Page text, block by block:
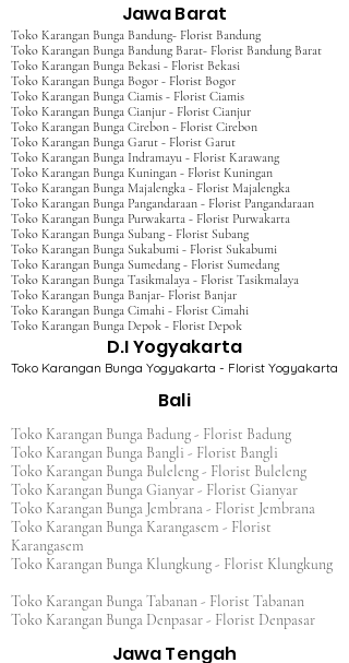
Jawa Barat
Toko Karangan Bunga Bandung- Florist Bandung
Toko Karangan Bunga Bandung Barat- Florist Bandung Barat
Toko Karangan Bunga Bekasi - Florist Bekasi
Toko Karangan Bunga Bogor - Florist Bogor
Toko Karangan Bunga Ciamis - Florist Ciamis
Toko Karangan Bunga Cianjur - Florist Cianjur
Toko Karangan Bunga Cirebon - Florist Cirebon
Toko Karangan Bunga Garut - Florist Garut
Toko Karangan Bunga Indramayu - Florist Karawang
Toko Karangan Bunga Kuningan - Florist Kuningan
Toko Karangan Bunga Majalengka - Florist Majalengka
Toko Karangan Bunga Pangandaraan - Florist Pangandaraan
Toko Karangan Bunga Purwakarta - Florist Purwakarta
Toko Karangan Bunga Subang - Florist Subang
Toko Karangan Bunga Sukabumi - Florist Sukabumi
Toko Karangan Bunga Sumedang - Florist Sumedang
Toko Karangan Bunga Tasikmalaya - Florist Tasikmalaya
Toko Karangan Bunga Banjar- Florist Banjar
Toko Karangan Bunga Cimahi - Florist Cimahi
Toko Karangan Bunga Depok - Florist Depok
D.I Yogyakarta
Toko Karangan Bunga Yogyakarta - Florist Yogyakarta
Bali
Toko Karangan Bunga Badung - Florist Badung
Toko Karangan Bunga Bangli - Florist Bangli
Toko Karangan Bunga Buleleng - Florist Buleleng
Toko Karangan Bunga Gianyar - Florist Gianyar
Toko Karangan Bunga Jembrana - Florist Jembrana
Toko Karangan Bunga Karangasem - Florist
Karangasem
Toko Karangan Bunga Klungkung - Florist Klungkung
Toko Karangan Bunga Tabanan - Florist Tabanan
Toko Karangan Bunga Denpasar - Florist Denpasar
Jawa Tengah